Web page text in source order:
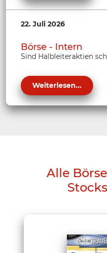
22. Juli 2026
Börse - Intern
Sind Halbleiteraktien
Weiterlesen...
Alle